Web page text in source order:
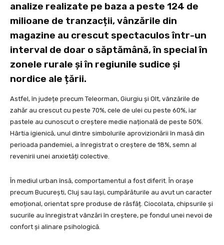
analize realizate pe baza a peste 124 de
milioane de tranzacții, vânzările din
magazine au crescut spectaculos într-un
interval de doar o săptămână, în special în
zonele rurale și în regiunile sudice și
nordice ale țării.
Astfel, în județe precum Teleorman, Giurgiu și Olt, vânzările de
zahăr au crescut cu peste 70%, cele de ulei cu peste 60%, iar
pastele au cunoscut o creștere medie națională de peste 50%.
Hârtia igienică, unul dintre simbolurile aprovizionării în masă din
perioada pandemiei, a înregistrat o creștere de 18%, semn al
revenirii unei anxietăți colective.
În mediul urban însă, comportamentul a fost diferit. În orașe
precum București, Cluj sau Iași, cumpărăturile au avut un caracter
emoțional, orientat spre produse de răsfăț. Ciocolata, chipsurile și
sucurile au înregistrat vânzări în creștere, pe fondul unei nevoi de
confort și alinare psihologică.